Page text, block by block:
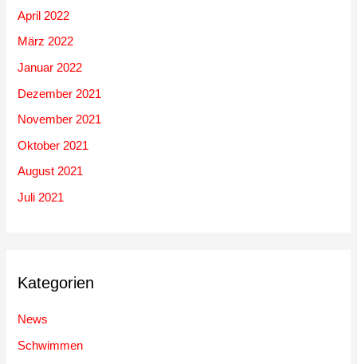
April 2022
März 2022
Januar 2022
Dezember 2021
November 2021
Oktober 2021
August 2021
Juli 2021
Kategorien
News
Schwimmen